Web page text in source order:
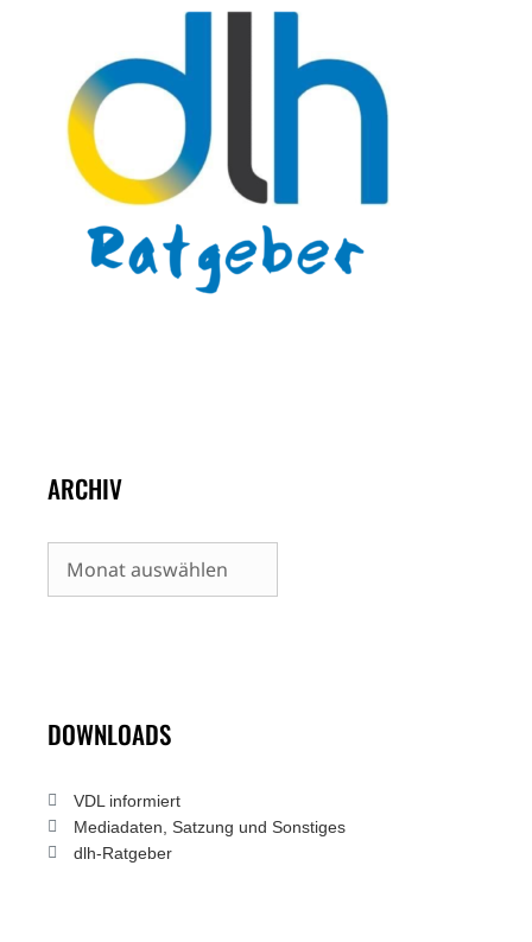
ARCHIV
Archiv
DOWNLOADS
VDL informiert
Mediadaten, Satzung und Sonstiges
dlh-Ratgeber